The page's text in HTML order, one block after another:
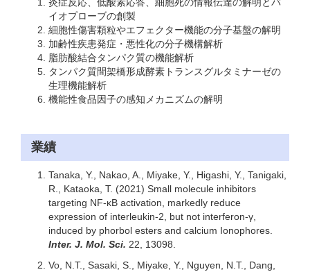
炎症反応、低酸素応答、細胞死の情報伝達の解明とバ
イオプローブの創製
細胞性傷害顆粒やエフェクター機能の分子基盤の解明
加齢性疾患発症・悪性化の分子機構解析
脂肪酸結合タンパク質の機能解析
タンパク質間架橋形成酵素トランスグルタミナーゼの
生理機能解析
機能性食品因子の感知メカニズムの解明
業績
Tanaka, Y., Nakao, A., Miyake, Y., Higashi, Y., Tanigaki,
R., Kataoka, T. (2021) Small molecule inhibitors
targeting NF-κB activation, markedly reduce
expression of interleukin-2, but not interferon-γ,
induced by phorbol esters and calcium Ionophores.
Inter. J. Mol. Sci. 22, 13098.
Vo, N.T., Sasaki, S., Miyake, Y., Nguyen, N.T., Dang,